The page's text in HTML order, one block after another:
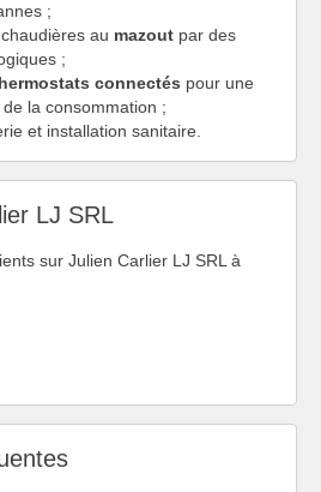
;
au mazout par des
;
connectés pour une
la consommation ;
et installation sanitaire.
LJ SRL
sur Julien Carlier LJ SRL à